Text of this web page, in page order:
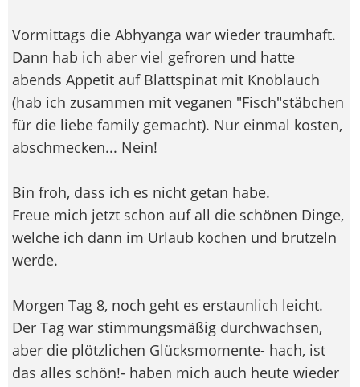
Vormittags die Abhyanga war wieder traumhaft.
Dann hab ich aber viel gefroren und hatte
abends Appetit auf Blattspinat mit Knoblauch
(hab ich zusammen mit veganen "Fisch"stäbchen
für die liebe family gemacht). Nur einmal kosten,
abschmecken... Nein!
Bin froh, dass ich es nicht getan habe.
Freue mich jetzt schon auf all die schönen Dinge,
welche ich dann im Urlaub kochen und brutzeln
werde.
Morgen Tag 8, noch geht es erstaunlich leicht.
Der Tag war stimmungsmäßig durchwachsen,
aber die plötzlichen Glücksmomente- hach, ist
das alles schön!- haben mich auch heute wieder